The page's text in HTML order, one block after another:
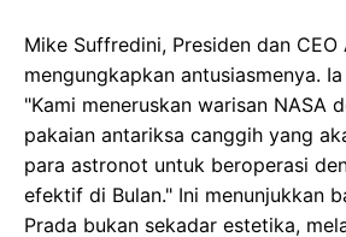
Mike Suffredini, Presiden dan CEO
mengungkapkan antusiasmenya.
"Kami meneruskan warisan NASA
pakaian antariksa canggih yang
para astronot untuk beroperasi
efektif di Bulan." Ini menunjukkan
Prada bukan sekadar estetika,